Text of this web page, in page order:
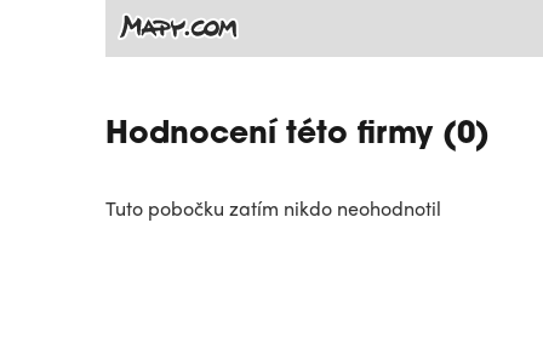
Hodnocení této firmy (0)
Tuto pobočku zatím nikdo neohodnotil